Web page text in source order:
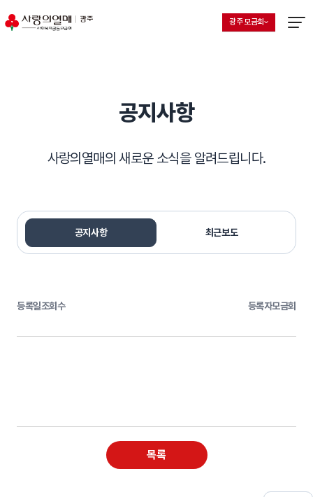
지회 선택 목록 열기
현재 선택된 지회
광주 모금회
공지사항
사랑의열매의 새로운 소식을 알려드립니다.
공지사항 최근보도
등록일조회수 등록자모금회
목록